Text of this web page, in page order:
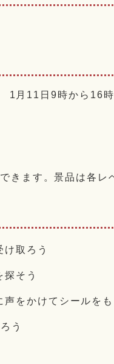
1月11日9時から16時
きます。景品は各レ
け取ろう
そう
をかけてシールをも
う